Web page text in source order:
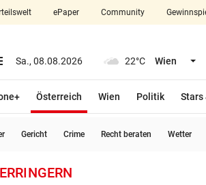
closeSchließen
arrow_right
ePaper Community
Menü aufklappen
Sa., 08.08.2026 22°C Wien
Österreich
Wien
Politik Stars
Gericht Crime Recht beraten Wetter